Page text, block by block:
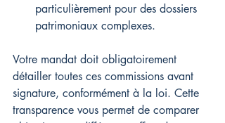
particulièrement pour des dossiers
patrimoniaux complexes.
Votre mandat doit obligatoirement
détailler toutes ces commissions avant
signature, conformément à la loi. Cette
transparence vous permet de comparer